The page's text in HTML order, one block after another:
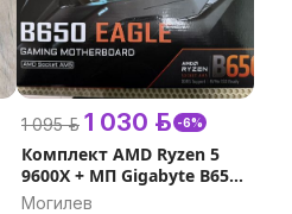
1 095 р. 1 030 р. -6%
Комплект AMD Ryzen 5
9600X + МП Gigabyte B650
Eagle
Могилев